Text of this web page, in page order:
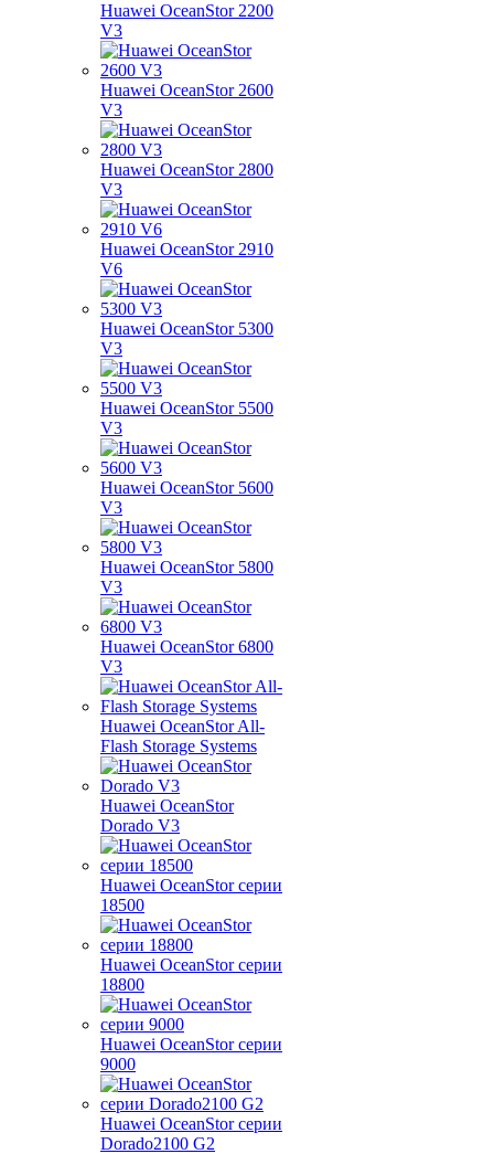
Huawei OceanStor 2200
V3
Huawei OceanStor 2600
V3
Huawei OceanStor 2800
V3
Huawei OceanStor 2910
V6
Huawei OceanStor 5300
V3
Huawei OceanStor 5500
V3
Huawei OceanStor 5600
V3
Huawei OceanStor 5800
V3
Huawei OceanStor 6800
V3
Huawei OceanStor All-
Flash Storage Systems
Huawei OceanStor
Dorado V3
Huawei OceanStor серии
18500
Huawei OceanStor серии
18800
Huawei OceanStor серии
9000
Huawei OceanStor серии
Dorado2100 G2